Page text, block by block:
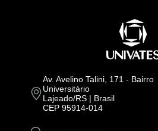
Av. Avelino Talini, 171 - Bairro
Universitário
Lajeado/RS | Brasil
CEP 95914-014